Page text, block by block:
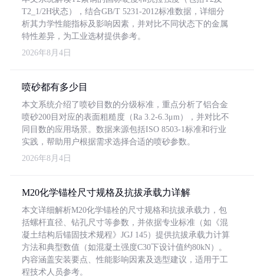
T2_1/2H状态），结合GB/T 5231-2012标准数据，详细分
析其力学性能指标及影响因素，并对比不同状态下的金属
特性差异，为工业选材提供参考。
2026年8月4日
喷砂都有多少目
本文系统介绍了喷砂目数的分级标准，重点分析了铝合金
喷砂200目对应的表面粗糙度（Ra 3.2-6.3μm），并对比不
同目数的应用场景。数据来源包括ISO 8503-1标准和行业
实践，帮助用户根据需求选择合适的喷砂参数。
2026年8月4日
M20化学锚栓尺寸规格及抗拔承载力详解
本文详细解析M20化学锚栓的尺寸规格和抗拔承载力，包
括螺杆直径、钻孔尺寸等参数，并依据专业标准（如《混
凝土结构后锚固技术规程》JGJ 145）提供抗拔承载力计算
方法和典型数值（如混凝土强度C30下设计值约80kN）。
内容涵盖安装要点、性能影响因素及选型建议，适用于工
程技术人员参考。